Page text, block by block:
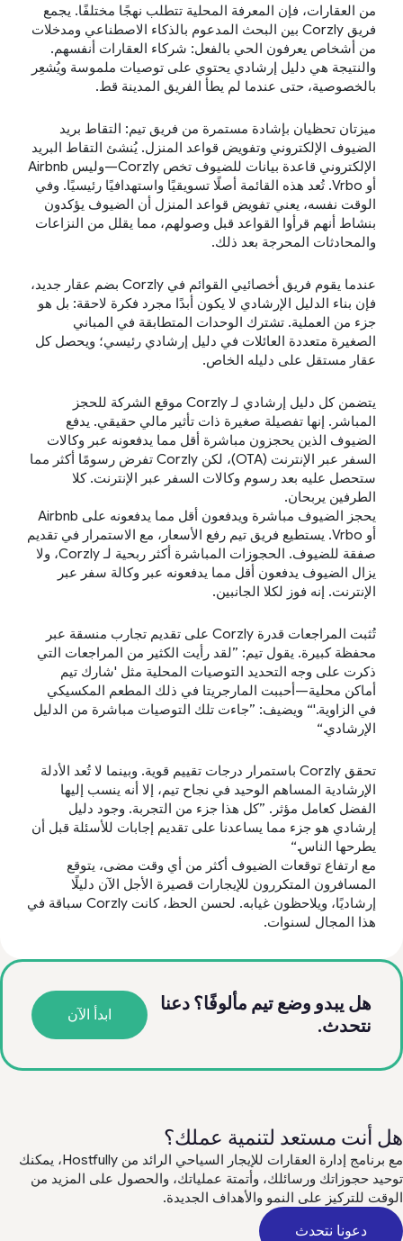
من العقارات، فإن المعرفة المحلية تتطلب نهجًا مختلفًا. يجمع
فريق Corzly بين البحث المدعوم بالذكاء الاصطناعي ومدخلات
من أشخاص يعرفون الحي بالفعل: شركاء العقارات أنفسهم.
والنتيجة هي دليل إرشادي يحتوي على توصيات ملموسة ويُشعِر
بالخصوصية، حتى عندما لم يطأ الفريق المدينة قط.
ميزتان تحظيان بإشادة مستمرة من فريق تيم: التقاط بريد
الضيوف الإلكتروني وتفويض قواعد المنزل. يُنشئ التقاط البريد
الإلكتروني قاعدة بيانات للضيوف تخص Corzly—وليس Airbnb
أو Vrbo. تُعد هذه القائمة أصلًا تسويقيًا واستهدافيًا رئيسيًا. وفي
الوقت نفسه، يعني تفويض قواعد المنزل أن الضيوف يؤكدون
بنشاط أنهم قرأوا القواعد قبل وصولهم، مما يقلل من النزاعات
والمحادثات المحرجة بعد ذلك.
عندما يقوم فريق أخصائيي القوائم في Corzly بضم عقار جديد،
فإن بناء الدليل الإرشادي لا يكون أبدًا مجرد فكرة لاحقة: بل هو
جزء من العملية. تشترك الوحدات المتطابقة في المباني
الصغيرة متعددة العائلات في دليل إرشادي رئيسي؛ ويحصل كل
عقار مستقل على دليله الخاص.
يتضمن كل دليل إرشادي لـ Corzly موقع الشركة للحجز
المباشر. إنها تفصيلة صغيرة ذات تأثير مالي حقيقي. يدفع
الضيوف الذين يحجزون مباشرة أقل مما يدفعونه عبر وكالات
السفر عبر الإنترنت (OTA)، لكن Corzly تفرض رسومًا أكثر مما
ستحصل عليه بعد رسوم وكالات السفر عبر الإنترنت. كلا
الطرفين يربحان.
يحجز الضيوف مباشرة ويدفعون أقل مما يدفعونه على Airbnb
أو Vrbo. يستطيع فريق تيم رفع الأسعار، مع الاستمرار في تقديم
صفقة للضيوف. الحجوزات المباشرة أكثر ربحية لـ Corzly، ولا
يزال الضيوف يدفعون أقل مما يدفعونه عبر وكالة سفر عبر
الإنترنت. إنه فوز لكلا الجانبين.
تُثبت المراجعات قدرة Corzly على تقديم تجارب منسقة عبر
محفظة كبيرة. يقول تيم: ”لقد رأيت الكثير من المراجعات التي
ذكرت على وجه التحديد التوصيات المحلية مثل 'شارك تيم
أماكن محلية—أحببت المارجريتا في ذلك المطعم المكسيكي
في الزاوية.'“ ويضيف: ”جاءت تلك التوصيات مباشرة من الدليل
الإرشادي.“
تحقق Corzly باستمرار درجات تقييم قوية. وبينما لا تُعد الأدلة
الإرشادية المساهم الوحيد في نجاح تيم، إلا أنه ينسب إليها
الفضل كعامل مؤثر. ”كل هذا جزء من التجربة. وجود دليل
إرشادي هو جزء مما يساعدنا على تقديم إجابات للأسئلة قبل أن
يطرحها الناس.“
مع ارتفاع توقعات الضيوف أكثر من أي وقت مضى، يتوقع
المسافرون المتكررون للإيجارات قصيرة الأجل الآن دليلًا
إرشاديًا، ويلاحظون غيابه. لحسن الحظ، كانت Corzly سباقة في
هذا المجال لسنوات.
هل يبدو وضع تيم مألوفًا؟ دعنا
نتحدث.
ابدأ الآن
هل أنت مستعد لتنمية عملك؟
مع برنامج إدارة العقارات للإيجار السياحي الرائد من Hostfully، يمكنك
توحيد حجوزاتك ورسائلك، وأتمتة عملياتك، والحصول على المزيد من
الوقت للتركيز على النمو والأهداف الجديدة.
دعونا نتحدث